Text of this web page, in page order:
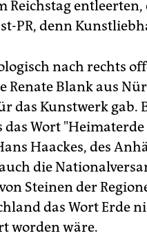
Reichstag
PR, denn
nach rechts
Renate Blank aus
das Kunstwerk gab.
das Wort
Haackes, des
die
Steinen der
das Wort Erde
worden wäre.